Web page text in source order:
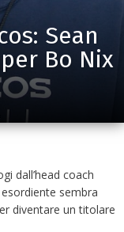
Sean
Bo Nix
dall’head coach
sembra
diventare un titolare